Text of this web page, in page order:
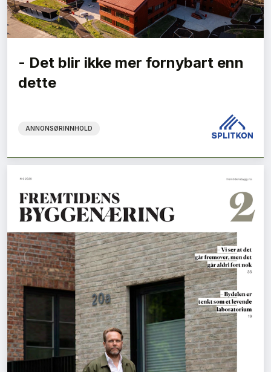
- Det blir ikke mer fornybart enn
dette
ANNONSØRINNHOLD